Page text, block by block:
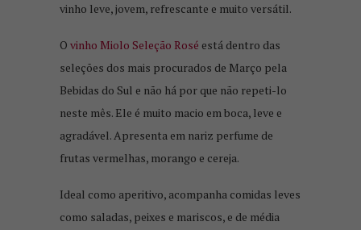
vinho leve, jovem, refrescante e muito versátil.
O vinho Miolo Seleção Rosé está dentro das
seleções dos mais procurados de Março pela
Bebidas do Sul e não há por que não repeti-lo
neste mês. Ele é muito macio em boca, leve e
agradável. Apresenta em nariz perfume de
frutas vermelhas, morango e cereja.
Ideal como aperitivo, acompanha comidas leves
como saladas, peixes e mariscos, e de média